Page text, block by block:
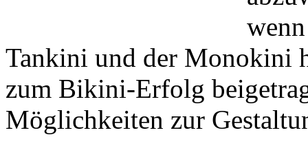
Tankini und der Monokini
zum Bikini-Erfolg
Möglichkeiten zur